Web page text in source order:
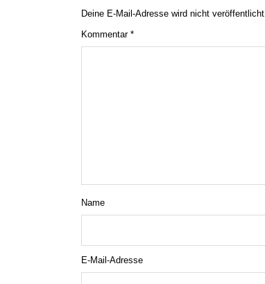
Deine E-Mail-Adresse wird nicht veröffentlicht.
Kommentar *
Name
E-Mail-Adresse